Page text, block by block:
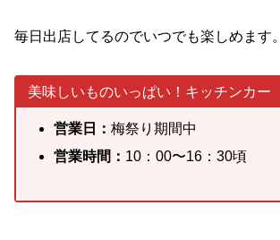
毎日出店してるのでいつでも楽しめます。
美味しいものいっぱい！キッチンカー
営業日： 梅祭り期間中
営業時間： 10：00〜16：30頃